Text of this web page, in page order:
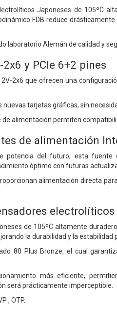
Japoneses de 105ºC
FDB reduce
laboratorio Alemán de calidad y
y PCIe 6+2 pines
2x6 que ofrecen una
tarjetas gráficas, sin
de alimentación permiten
de alimentación
potencia del futuro, esta
óptimo con futuras
alimentación directa
electrolíticos
de 105ºC altamente
la durabilidad y la estabilidad
80 Plus Bronze, el cual
más eficiente,
será prácticamente imperceptible.
, OTP.